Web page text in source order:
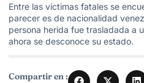
Entre las víctimas fatales se
parecer es de nacionalidad
persona herida fue trasladada a
ahora se desconoce su estado.
Compartir en :